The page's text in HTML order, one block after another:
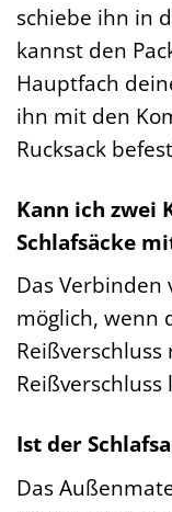
schiebe ihn in
kannst den
Hauptfach
ihn mit den
Rucksack
Kann ich zwei
Schlafsäcke
Das Verbinden
möglich, wenn
Ist der
Das